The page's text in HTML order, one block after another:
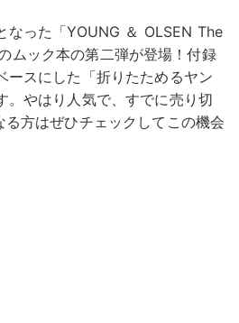
なった「YOUNG ＆ OLSEN The
ムック本の第二弾が登場！付録
ースにした「折りたためるヤン
。やはり人気で、すでに売り切
方はぜひチェックしてこの機会